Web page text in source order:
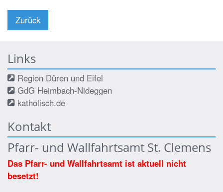
Zurück
Links
Region Düren und Eifel
GdG Heimbach-Nideggen
katholisch.de
Kontakt
Pfarr- und Wallfahrtsamt St. Clemens
Das Pfarr- und Wallfahrtsamt ist aktuell nicht
besetzt!